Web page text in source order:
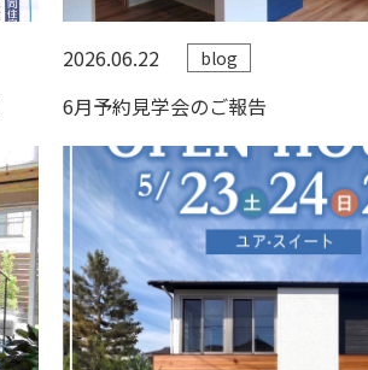
2026.06.22 blog
6月予約見学会のご報告